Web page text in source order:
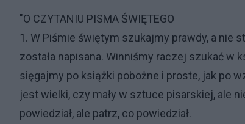
"O CZYTANIU PISMA ŚWIĘTEGO
1. W Piśmie świętym szukajmy prawdy, a nie
została napisana. Winniśmy raczej szukać w
sięgajmy po książki pobożne i proste, jak po
jest wielki, czy mały w sztuce pisarskiej, ale
powiedział, ale patrz, co powiedział.